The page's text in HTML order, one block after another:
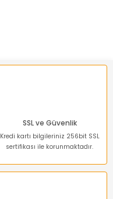
SSL ve Güvenlik
Kredi kartı bilgileriniz 256bit SSL
sertifikası ile korunmaktadır.